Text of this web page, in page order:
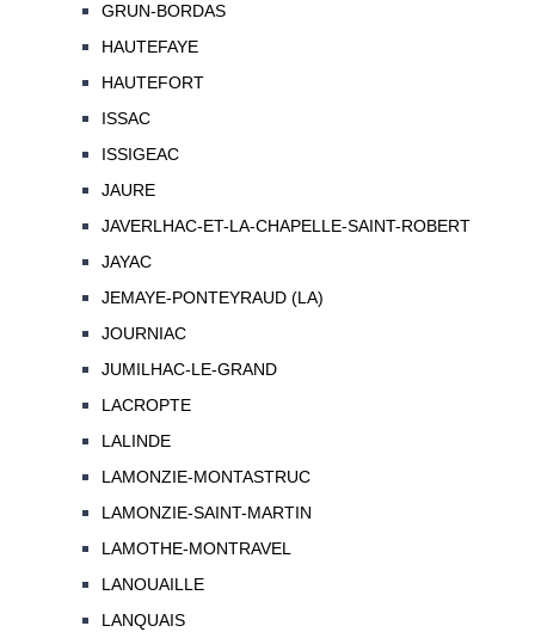
GRUN-BORDAS
HAUTEFAYE
HAUTEFORT
ISSAC
ISSIGEAC
JAURE
JAVERLHAC-ET-LA-CHAPELLE-SAINT-ROBERT
JAYAC
JEMAYE-PONTEYRAUD (LA)
JOURNIAC
JUMILHAC-LE-GRAND
LACROPTE
LALINDE
LAMONZIE-MONTASTRUC
LAMONZIE-SAINT-MARTIN
LAMOTHE-MONTRAVEL
LANOUAILLE
LANQUAIS